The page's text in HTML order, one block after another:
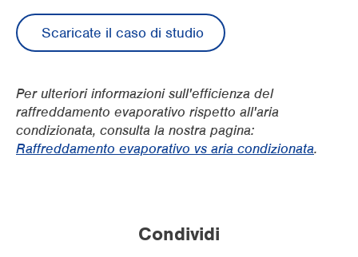
Scaricate il caso di studio
Per ulteriori informazioni sull'efficienza del
raffreddamento evaporativo rispetto all'aria
condizionata, consulta la nostra pagina:
Raffreddamento evaporativo vs aria condizionata.
Condividi